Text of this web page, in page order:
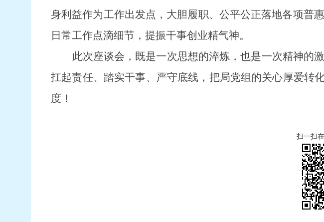
身利益作为工作出发点，大胆履职、公平公正落地各项普惠
日常工作点滴细节，提振干事创业精气神。
此次座谈会，既是一次思想的淬炼，也是一次精神的
扛起责任、踏实干事、严守底线，把局党组的关心厚爱转
度！
扫一扫